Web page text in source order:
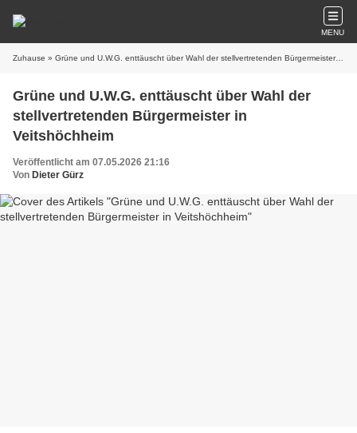
MENU
Zuhause » Grüne und U.W.G. enttäuscht über Wahl der stellvertretenden Bürgermeister in Veitshöchheim
Grüne und U.W.G. enttäuscht über Wahl der
stellvertretenden Bürgermeister in
Veitshöchheim
Veröffentlicht am 07.05.2026 21:16
Von Dieter Gürz